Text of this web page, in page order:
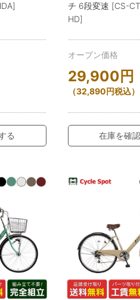
る
チ 6段変速 [CS-
HD]
オープン価格
29,900 円
（32,890円税込）
在庫を確